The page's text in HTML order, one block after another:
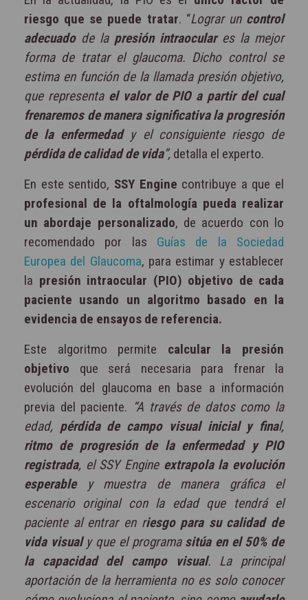
riesgo que se puede tratar. “Lograr un control
adecuadode la presión intraoculares la mejor
forma de tratar el glaucoma. Dicho control se
estima en función de la llamada presión objetivo,
que representa el valor de PIO a partir del cual
frenaremos de manera significativa la progresión
de la enfermedady el consiguiente riesgo de
pérdida de calidad de vida”, detalla el experto.
En este sentido, SSY Engine contribuye a que el
profesional de la oftalmología pueda realizar
un abordaje personalizado, de acuerdo con lo
recomendado por las Guías de la Sociedad
Europea del Glaucoma, para estimar y establecer
la presión intraocular (PIO) objetivo de cada
paciente usando un algoritmo basado en la
evidencia de ensayos de referencia.
Este algoritmo permite calcular la presión
objetivo que será necesaria para frenar la
evolución del glaucoma en base a información
previa del paciente. “A través de datos como la
edad, pérdida de campo visual inicial y final,
ritmo de progresión de la enfermedad y PIO
registrada, el SSY Engineextrapola la evolución
esperabley muestra de manera gráfica el
escenario original con la edad que tendrá el
paciente al entrar en riesgo para su calidad de
vida visualy que el programa sitúa en el 50% de
la capacidad del campo visual. La principal
aportación de la herramienta no es solo conocer